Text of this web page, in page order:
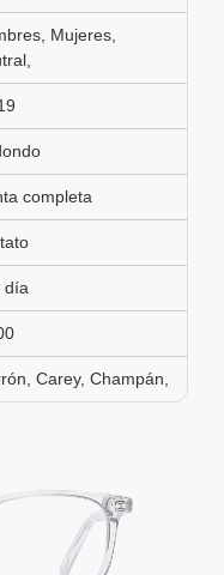
Mujeres,
completa
día
Carey, Champán,